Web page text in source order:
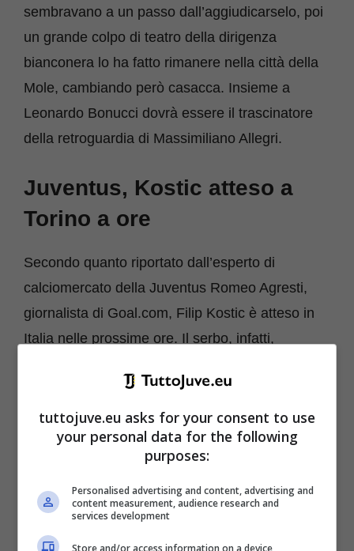
sembravano a un passo dall’aggiudicarselo, poi
un grande colpo di teatro della dirigenza
bianconera lo ha fatto rimanere nella città della
Mole, cambiando però casacca. Insieme a
Leonardo Bonucci dovrà essere il trascinatore
della retroguardia di Massimiliano Allegri.
Juventus, Kostic atteso a
Torino a ore
Secondo quanto riportato dall’esperto di
calciomercato della Juventus Romeo Agresti,
giornalista di Goal.com, Filip Kostic è atteso in
Italia nelle prossime ore. Il serbo, infatti,
domani, poi andrà a fare le visite mediche e di
conseguenza apporrà la firma sul nuovo
contratto che lo legherà alla Juventus. Il
giocatore in arrivo dall’Eintracht Francoforte è un
upgrade importante sulla fascia, in attesa del
ritorno in campo di Federico Chiesa. Bisognerà
capire se Massimiliano Allegri lo utilizzerà anche
tuttojuve.eu asks for your consent to use
your personal data for the following
purposes:
Personalised advertising and content, advertising and
content measurement, audience research and
services development
Store and/or access information on a device